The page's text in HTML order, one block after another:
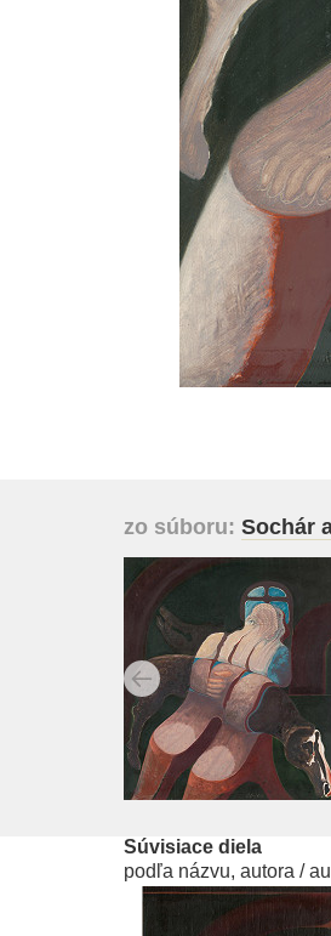
zo súboru: Sochár
Súvisiace diela
podľa názvu, autora /